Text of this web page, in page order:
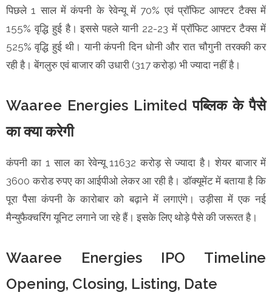
पिछले 1 साल में कंपनी के रेवेन्यू में 70% एवं प्रॉफिट आफ्टर टैक्स में
155% वृद्धि हुई है। इससे पहले यानी 22-23 में प्रॉफिट आफ्टर टैक्स में
525% वृद्धि हुई थी। यानी कंपनी दिन धोनी और रात चौगुनी तरक्की कर
रही है। बेंगलुरु एवं बाजार की उधारी (317 करोड़) भी ज्यादा नहीं है।
Waaree Energies Limited पब्लिक के पैसे
का क्या करेगी
कंपनी का 1 साल का रेवेन्यू 11632 करोड़ से ज्यादा है। शेयर बाजार में
3600 करोड रुपए का आईपीओ लेकर आ रही है। डॉक्यूमेंट में बताया है कि
पूरा पैसा कंपनी के कारोबार को बढ़ाने में लगाएंगे। उड़ीसा में एक नई
मैन्युफैक्चरिंग यूनिट लगाने जा रहे हैं। इसके लिए थोड़े पैसे की जरूरत है।
Waaree Energies IPO Timeline
Opening, Closing, Listing, Date